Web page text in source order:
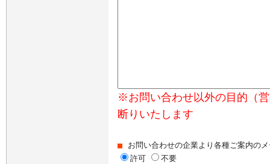
※お問い合わせ以外の目的（
断りいたします
お問い合わせの企業より各種ご案内の
許可
不要